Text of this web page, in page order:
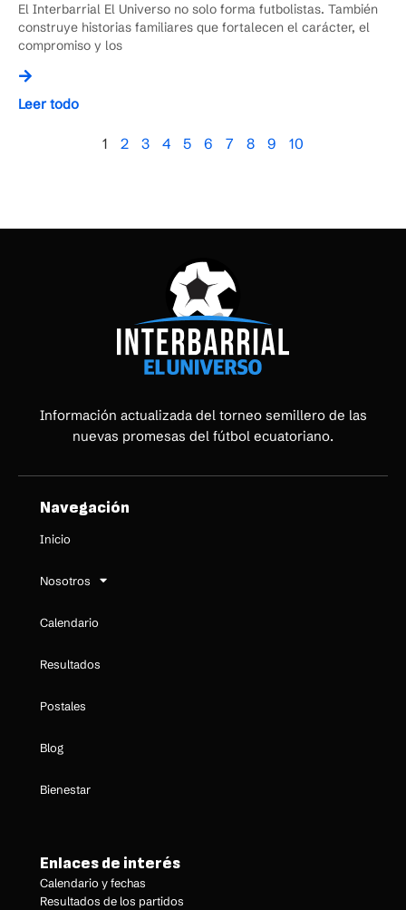
El Interbarrial El Universo no solo forma futbolistas. También
construye historias familiares que fortalecen el carácter, el
compromiso y los
Leer todo
1 2 3 4 5 6 7 8 9 10
Información actualizada del torneo semillero de las
nuevas promesas del fútbol ecuatoriano.
Navegación
Inicio
Nosotros
Calendario
Resultados
Postales
Blog
Bienestar
Enlaces de interés
Calendario y fechas
Resultados de los partidos